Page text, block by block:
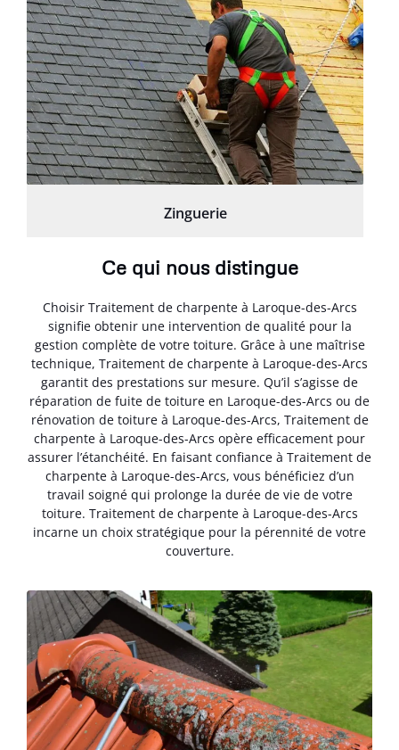
Zinguerie
Ce qui nous distingue
Choisir Traitement de charpente à Laroque-des-Arcs
signifie obtenir une intervention de qualité pour la
gestion complète de votre toiture. Grâce à une maîtrise
technique, Traitement de charpente à Laroque-des-Arcs
garantit des prestations sur mesure. Qu’il s’agisse de
réparation de fuite de toiture en Laroque-des-Arcs ou de
rénovation de toiture à Laroque-des-Arcs, Traitement de
charpente à Laroque-des-Arcs opère efficacement pour
assurer l’étanchéité. En faisant confiance à Traitement de
charpente à Laroque-des-Arcs, vous bénéficiez d’un
travail soigné qui prolonge la durée de vie de votre
toiture. Traitement de charpente à Laroque-des-Arcs
incarne un choix stratégique pour la pérennité de votre
couverture.